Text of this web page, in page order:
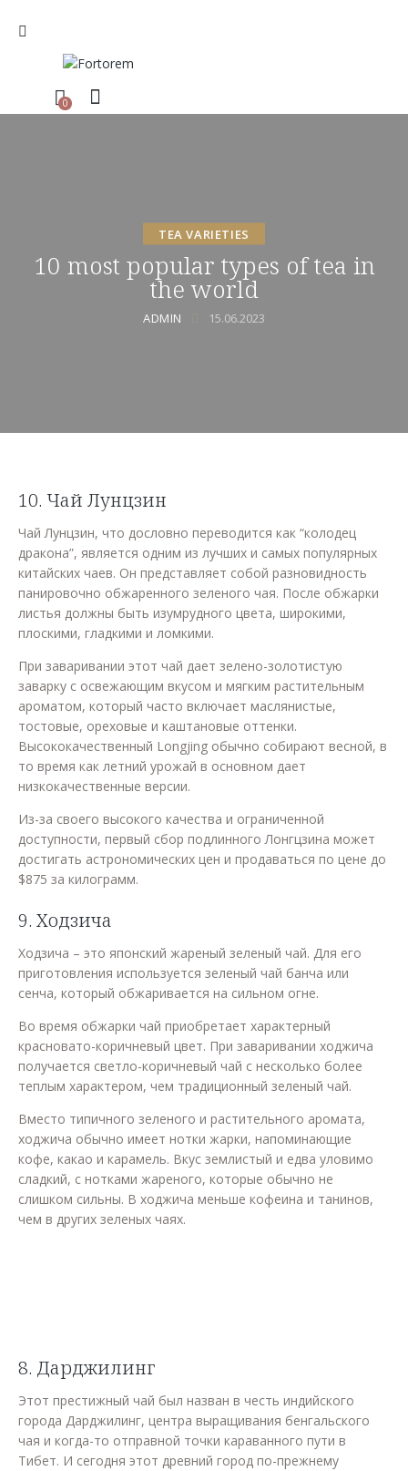
0
TEA VARIETIES
10 most popular types of tea in
the world
ADMIN 15.06.2023
10. Чай Лунцзин
Чай Лунцзин, что дословно переводится как “колодец
дракона”, является одним из лучших и самых популярных
китайских чаев. Он представляет собой разновидность
панировочно обжаренного зеленого чая. После обжарки
листья должны быть изумрудного цвета, широкими,
плоскими, гладкими и ломкими.
При заваривании этот чай дает зелено-золотистую
заварку с освежающим вкусом и мягким растительным
ароматом, который часто включает маслянистые,
тостовые, ореховые и каштановые оттенки.
Высококачественный Longjing обычно собирают весной, в
то время как летний урожай в основном дает
низкокачественные версии.
Из-за своего высокого качества и ограниченной
доступности, первый сбор подлинного Лонгцзина может
достигать астрономических цен и продаваться по цене до
$875 за килограмм.
9. Ходзича
Ходзича – это японский жареный зеленый чай. Для его
приготовления используется зеленый чай банча или
сенча, который обжаривается на сильном огне.
Во время обжарки чай приобретает характерный
красновато-коричневый цвет. При заваривании ходжича
получается светло-коричневый чай с несколько более
теплым характером, чем традиционный зеленый чай.
Вместо типичного зеленого и растительного аромата,
ходжича обычно имеет нотки жарки, напоминающие
кофе, какао и карамель. Вкус землистый и едва уловимо
сладкий, с нотками жареного, которые обычно не
слишком сильны. В ходжича меньше кофеина и танинов,
чем в других зеленых чаях.
8. Дарджилинг
Этот престижный чай был назван в честь индийского
города Дарджилинг, центра выращивания бенгальского
чая и когда-то отправной точки караванного пути в
Тибет. И сегодня этот древний город по-прежнему